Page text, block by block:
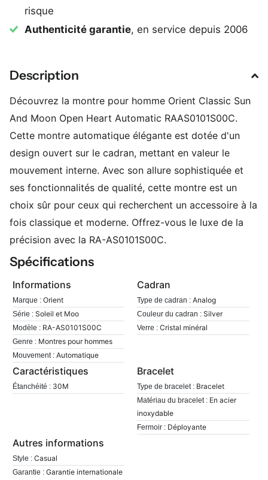
risque
Authenticité garantie, en service depuis 2006
Description
Découvrez la montre pour homme Orient Classic Sun
And Moon Open Heart Automatic RAAS0101S00C.
Cette montre automatique élégante est dotée d'un
design ouvert sur le cadran, mettant en valeur le
mouvement interne. Avec son allure sophistiquée et
ses fonctionnalités de qualité, cette montre est un
choix sûr pour ceux qui recherchent un accessoire à la
fois classique et moderne. Offrez-vous le luxe de la
précision avec la RA-AS0101S00C.
Spécifications
Informations
Marque : Orient
Série : Soleil et Moo
Modèle : RA-AS0101S00C
Genre : Montres pour hommes
Mouvement : Automatique
Cadran
Type de cadran : Analog
Couleur du cadran : Silver
Verre : Cristal minéral
Caractéristiques
Étanchéité : 30M
Bracelet
Type de bracelet : Bracelet
Matériau du bracelet : En acier
inoxydable
Fermoir : Déployante
Autres informations
Style : Casual
Garantie : Garantie internationale